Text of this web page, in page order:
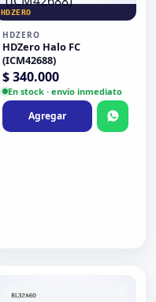
HDZERO
HDZERO
HDZero Halo FC
(ICM42688)
$340.000
En stock · envío inmediato
Agregar